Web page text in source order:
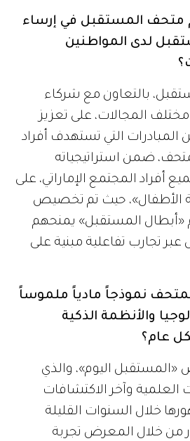
متحف المستقبل في إرساء
لدى المواطنين
بالتعاون مع شركاء
المجالات، على تعزيز
التي تستهدف أفراد
ضمن استراتيجياته
أفراد المجتمع الإماراتي، على
الأطفال»، حيث تم تخصيص
المستقبل» يمنحهم
تجارب تفاعلية مبنية على
نموذجاً مادياً ملموساً
والأنظمة الذكية
عام؟
اليوم»، والذي
العلمية وآخر الاكتشافات
خلال السنوات القليلة
من خلال المعرض تجربة